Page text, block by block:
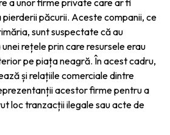
păcurii. Aceste companii, ce
sunt suspectate că au
rețele prin care resursele erau
pe piața neagră. În acest cadru,
și relațiile comerciale dintre
acestor firme pentru a
loc tranzacții ilegale sau acte de